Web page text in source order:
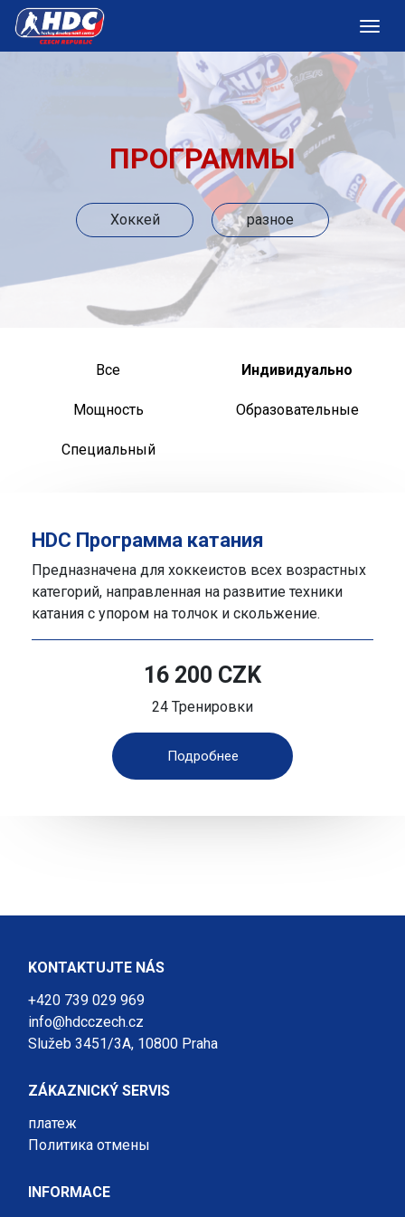
ПРОГРАММЫ
Хоккей разное
Все Индивидуально
Мощность Образовательные
Специальный
HDC Программа катания
Предназначена для хоккеистов всех возрастных
категорий, направленная на развитие техники
катания с упором на толчок и скольжение.
16 200 CZK
24 Тренировки
Подробнее
KONTAKTUJTE NÁS
+420 739 029 969
info@hdcczech.cz
Služeb 3451/3A, 10800 Praha
ZÁKAZNICKÝ SERVIS
платеж
Политика отмены
INFORMACE